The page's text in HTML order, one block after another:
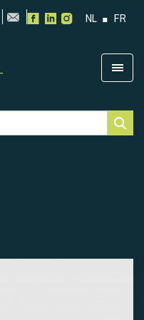
NL FR